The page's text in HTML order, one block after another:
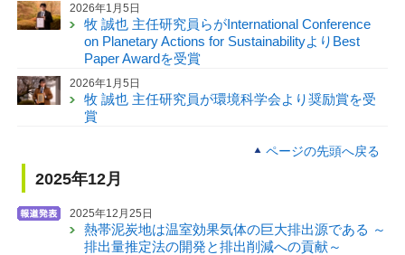
2026年1月5日
牧 誠也 主任研究員らがInternational Conference
on Planetary Actions for SustainabilityよりBest
Paper Awardを受賞
2026年1月5日
牧 誠也 主任研究員が環境科学会より奨励賞を受
賞
ページの先頭へ戻る
2025年12月
2025年12月25日
熱帯泥炭地は温室効果気体の巨大排出源である ～
排出量推定法の開発と排出削減への貢献～